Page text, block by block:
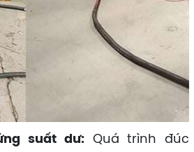
suất dư:Quá trình đúc